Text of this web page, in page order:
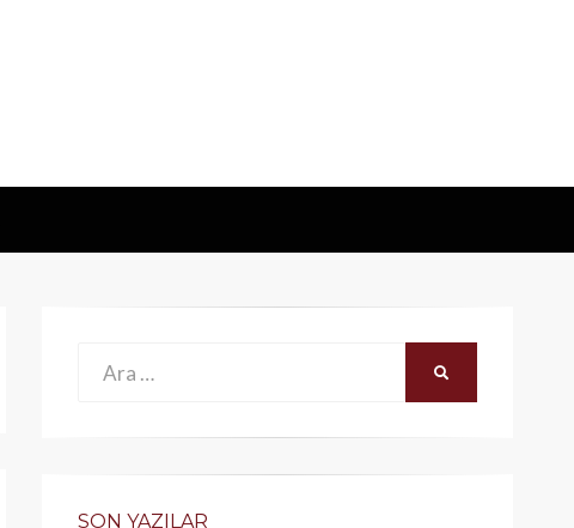
Ara:
SON YAZILAR